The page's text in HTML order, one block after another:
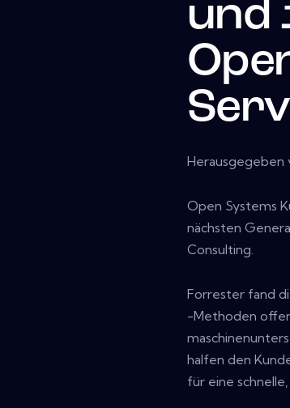
und
Herausgegeben
Open Systems
nächsten
Consulting.
Forrester fand
-Methoden
halfen den
für eine